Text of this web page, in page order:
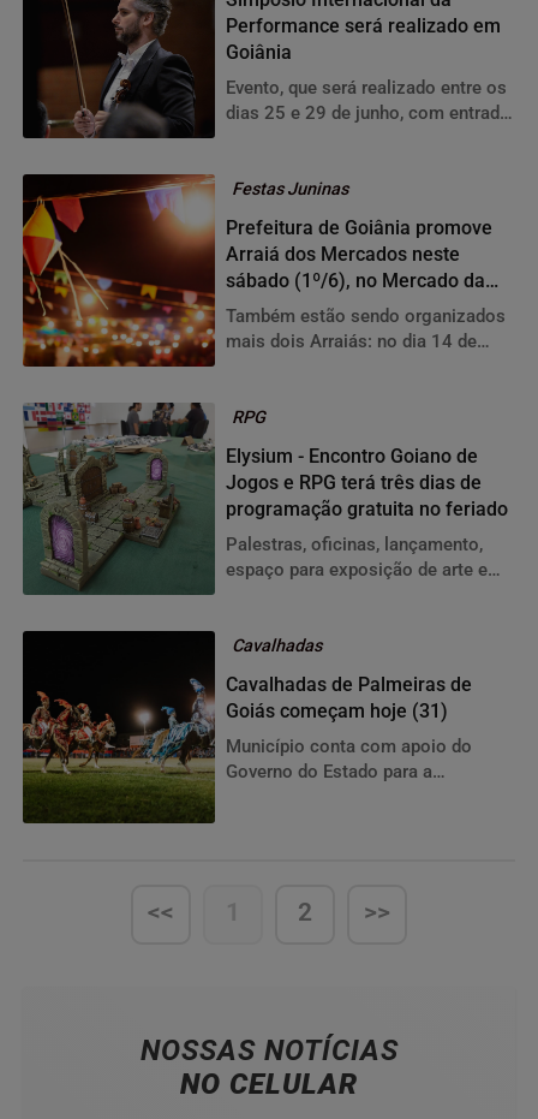
Performance será realizado em
Goiânia
Evento, que será realizado entre os
dias 25 e 29 de junho, com entrada
região
Festas Juninas
Prefeitura de Goiânia promove
Arraiá dos Mercados neste
sábado (1º/6), no Mercado da
Vila-Nova
Também estão sendo organizados
mais dois Arraiás: no dia 14 de
Mercado Central
RPG
Elysium - Encontro Goiano de
Jogos e RPG terá três dias de
programação gratuita no feriado
Palestras, oficinas, lançamento,
espaço para exposição de arte e
de cartas integram o evento
Cavalhadas
Cavalhadas de Palmeiras de
Goiás começam hoje (31)
Município conta com apoio do
Governo do Estado para a
<< 1 2 >>
NOSSAS NOTÍCIAS
NO CELULAR